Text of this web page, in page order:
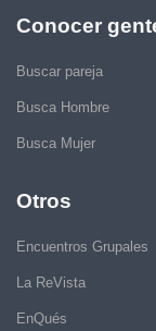
Conocer
Buscar pareja
Busca Hombre
Busca Mujer
Otros
Encuentros Grupales
La ReVista
EnQués